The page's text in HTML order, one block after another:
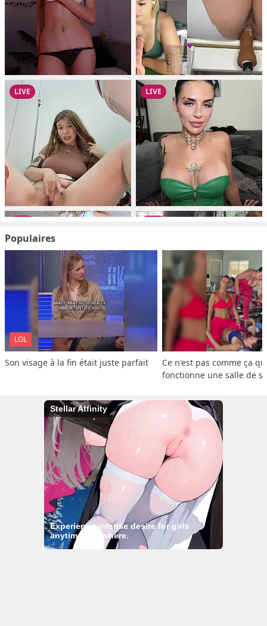
Populaires
LOL
Son visage à la fin était juste parfait
Ce n'est pas comme ça
fonctionne une salle de